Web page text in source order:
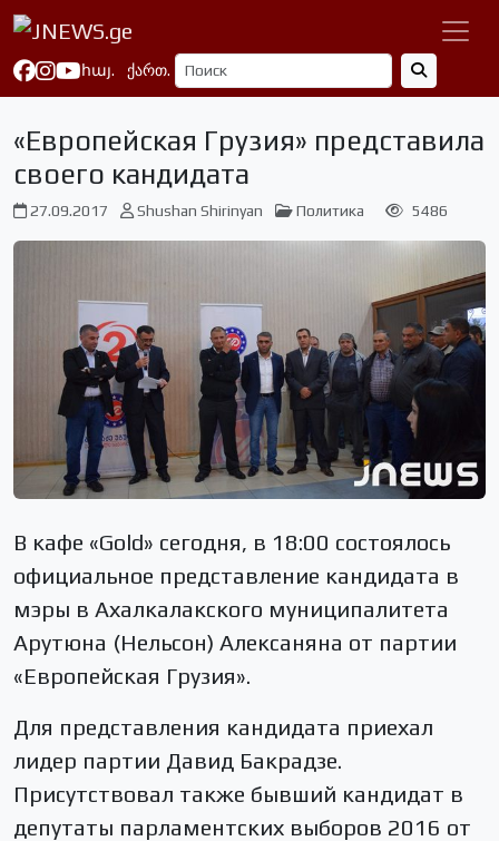
հայ. ქართ.
«Европейская Грузия» представила
своего кандидата
27.09.2017 Shushan Shirinyan Политика 5486
В кафе «Gold» сегодня, в 18:00 состоялось
официальное представление кандидата в
мэры в Ахалкалакского муниципалитета
Арутюна (Нельсон) Алексаняна от партии
«Европейская Грузия».
Для представления кандидата приехал
лидер партии Давид Бакрадзе.
Присутствовал также бывший кандидат в
депутаты парламентских выборов 2016 от